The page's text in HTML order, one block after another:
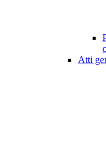
Atti